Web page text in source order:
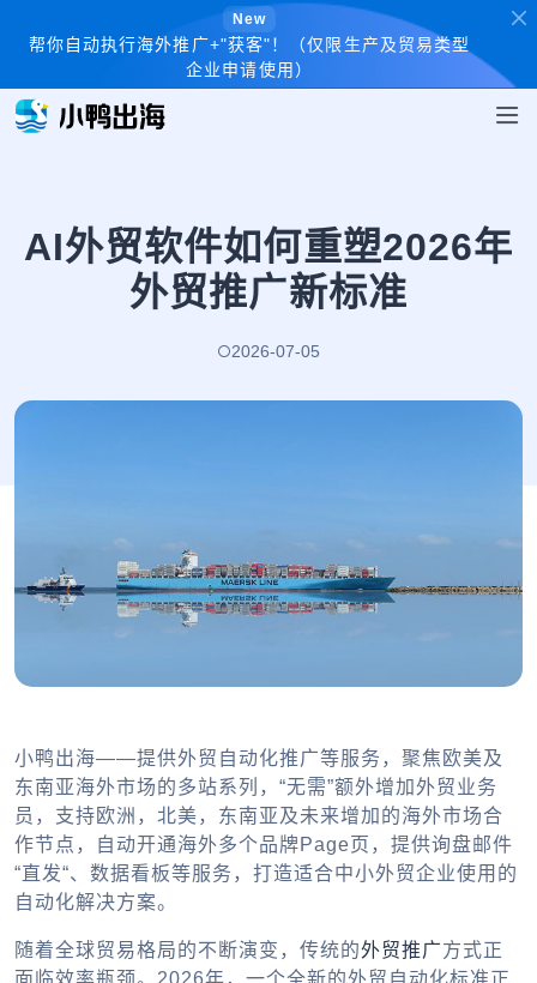
New
帮你自动执行海外推广+"获客"！（仅限生产及贸易类型
企业申请使用）
AI外贸软件如何重塑2026年
外贸推广新标准
2026-07-05
小鸭出海——提供外贸自动化推广等服务，聚焦欧美及
东南亚海外市场的多站系列，“无需”额外增加外贸业务
员，支持欧洲，北美，东南亚及未来增加的海外市场合
作节点，自动开通海外多个品牌Page页，提供询盘邮件
“直发“、数据看板等服务，打造适合中小外贸企业使用的
自动化解决方案。
随着全球贸易格局的不断演变，传统的外贸推广方式正